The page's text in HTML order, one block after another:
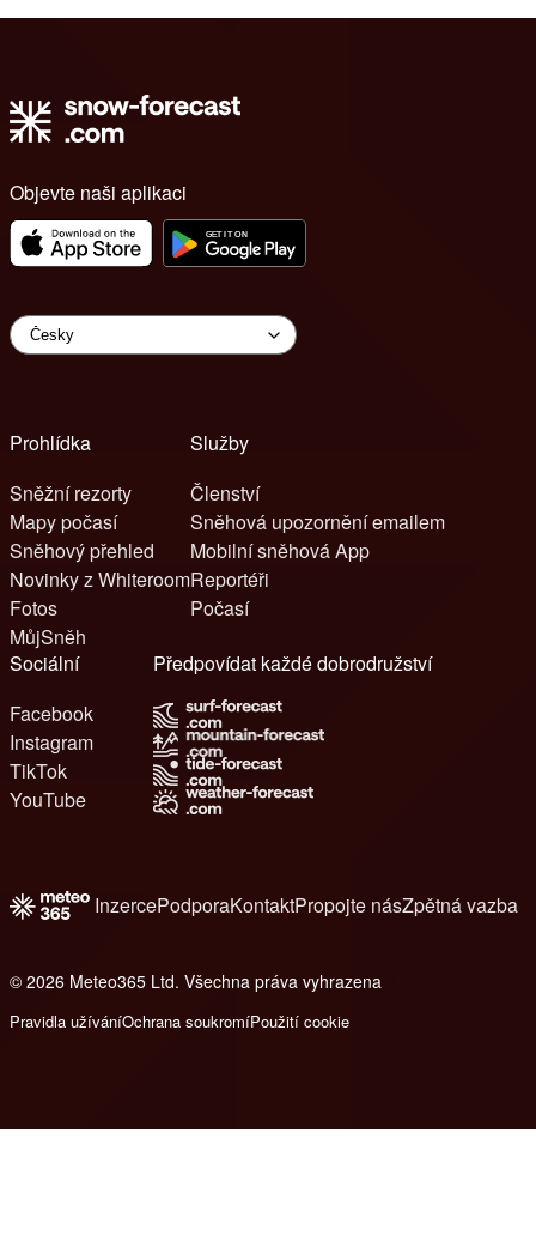
Objevte naši aplikaci
Prohlídka
Sněžní rezorty
Mapy počasí
Sněhový přehled
Novinky z Whiteroom
Fotos
MůjSněh
Služby
Členství
Sněhová upozornění emailem
Mobilní sněhová App
Reportéři
Počasí
Sociální
Facebook
Instagram
TikTok
YouTube
Předpovídat každé dobrodružství
InzercePodporaKontaktPropojte násZpětná vazba
© 2026 Meteo365 Ltd. Všechna práva vyhrazena
Pravidla užíváníOchrana soukromíPoužití cookie